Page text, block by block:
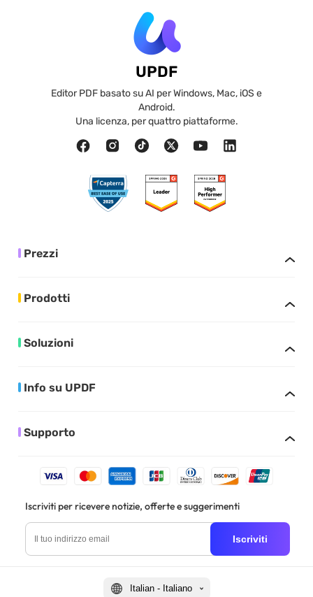
UPDF
Editor PDF basato su AI per Windows, Mac, iOS e
Android.
Una licenza, per quattro piattaforme.
Prezzi
Prodotti
Soluzioni
Info su UPDF
Supporto
Iscriviti per ricevere notizie, offerte e suggerimenti
Iscriviti
Italian - Italiano